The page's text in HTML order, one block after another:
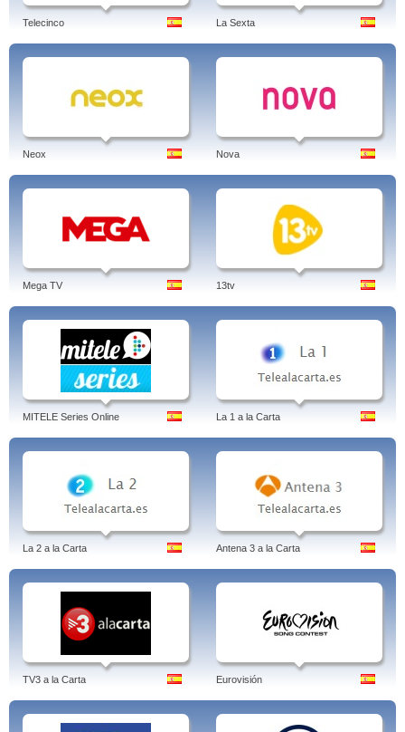
Telecinco La Sexta
Neox Nova
Mega TV 13tv
MITELE Series Online La 1 a la Carta
La 2 a la Carta Antena 3 a la Carta
TV3 a la Carta Eurovisión